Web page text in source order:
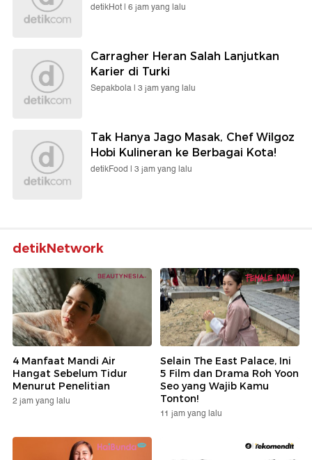
detikHot | 6 jam yang lalu
Carragher Heran Salah Lanjutkan
Karier di Turki
Sepakbola | 3 jam yang lalu
Tak Hanya Jago Masak, Chef Wilgoz
Hobi Kulineran ke Berbagai Kota!
detikFood | 3 jam yang lalu
detikNetwork
4 Manfaat Mandi Air
Hangat Sebelum Tidur
Menurut Penelitian
2 jam yang lalu
Selain The East Palace, Ini
5 Film dan Drama Roh Yoon
Seo yang Wajib Kamu
Tonton!
11 jam yang lalu